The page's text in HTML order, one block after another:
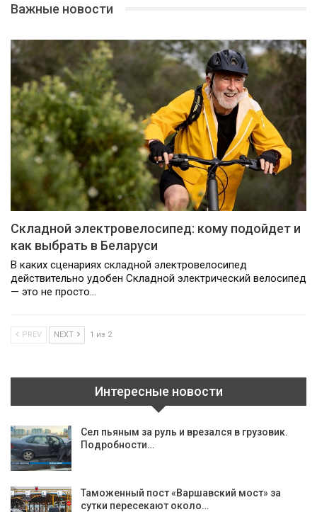
Важные новости
Складной электровелосипед: кому подойдет и
как выбрать в Беларуси
В каких сценариях складной электровелосипед
действительно удобен Складной электрический велосипед
— это не просто…
PREV NEXT 1 из 2
Интересные новости
Сел пьяным за руль и врезался в грузовик.
Подробности…
Таможенный пост «Варшавский мост» за
сутки пересекают около…